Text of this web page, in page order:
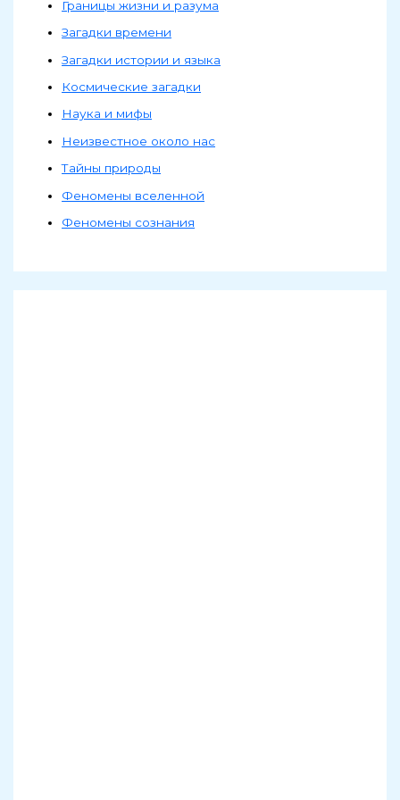
Границы жизни и разума
Загадки времени
Загадки истории и языка
Космические загадки
Наука и мифы
Неизвестное около нас
Тайны природы
Феномены вселенной
Феномены сознания